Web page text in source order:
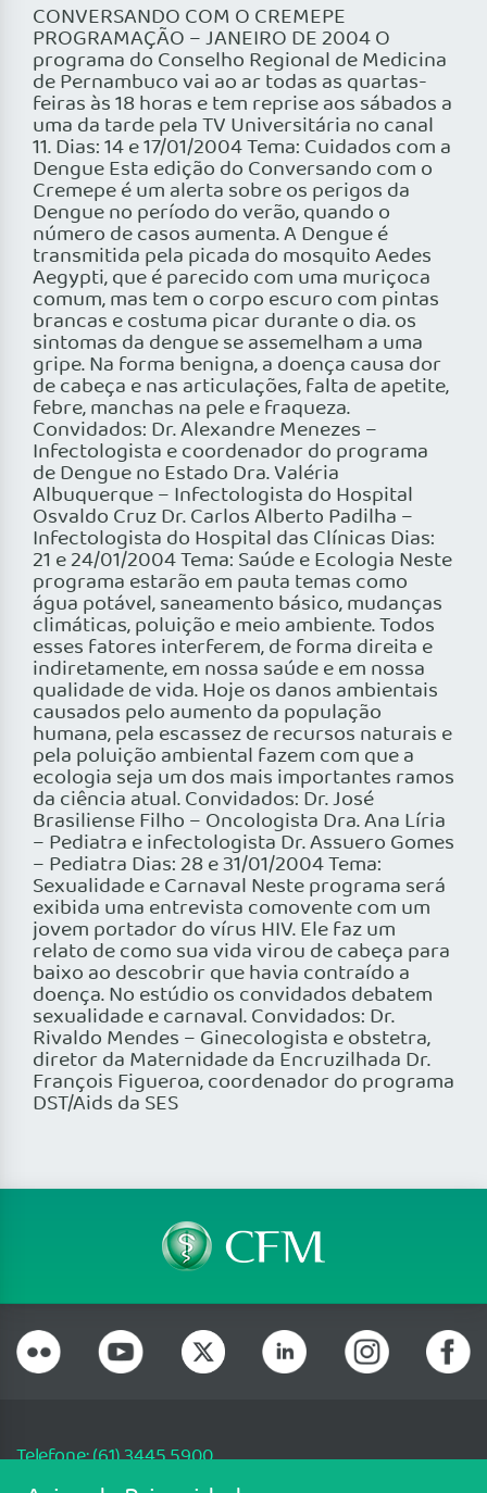
CONVERSANDO COM O CREMEPE
PROGRAMAÇÃO – JANEIRO DE 2004 O
programa do Conselho Regional de Medicina
de Pernambuco vai ao ar todas as quartas-
feiras às 18 horas e tem reprise aos sábados a
uma da tarde pela TV Universitária no canal
11. Dias: 14 e 17/01/2004 Tema: Cuidados com a
Dengue Esta edição do Conversando com o
Cremepe é um alerta sobre os perigos da
Dengue no período do verão, quando o
número de casos aumenta. A Dengue é
transmitida pela picada do mosquito Aedes
Aegypti, que é parecido com uma muriçoca
comum, mas tem o corpo escuro com pintas
brancas e costuma picar durante o dia. os
sintomas da dengue se assemelham a uma
gripe. Na forma benigna, a doença causa dor
de cabeça e nas articulações, falta de apetite,
febre, manchas na pele e fraqueza.
Convidados: Dr. Alexandre Menezes –
Infectologista e coordenador do programa
de Dengue no Estado Dra. Valéria
Albuquerque – Infectologista do Hospital
Osvaldo Cruz Dr. Carlos Alberto Padilha –
Infectologista do Hospital das Clínicas Dias:
21 e 24/01/2004 Tema: Saúde e Ecologia Neste
programa estarão em pauta temas como
água potável, saneamento básico, mudanças
climáticas, poluição e meio ambiente. Todos
esses fatores interferem, de forma direita e
indiretamente, em nossa saúde e em nossa
qualidade de vida. Hoje os danos ambientais
causados pelo aumento da população
humana, pela escassez de recursos naturais e
pela poluição ambiental fazem com que a
ecologia seja um dos mais importantes ramos
da ciência atual. Convidados: Dr. José
Brasiliense Filho – Oncologista Dra. Ana Líria
– Pediatra e infectologista Dr. Assuero Gomes
– Pediatra Dias: 28 e 31/01/2004 Tema:
Sexualidade e Carnaval Neste programa será
exibida uma entrevista comovente com um
jovem portador do vírus HIV. Ele faz um
relato de como sua vida virou de cabeça para
baixo ao descobrir que havia contraído a
doença. No estúdio os convidados debatem
sexualidade e carnaval. Convidados: Dr.
Rivaldo Mendes – Ginecologista e obstetra,
diretor da Maternidade da Encruzilhada Dr.
François Figueroa, coordenador do programa
DST/Aids da SES
Telefone: (61) 3445 5900
Email: cfm@portalmedico.org.br